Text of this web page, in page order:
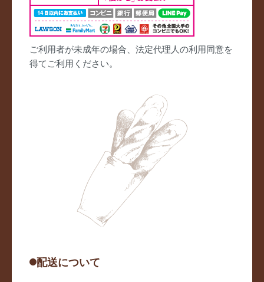
ご利用者が未成年の場合、法定代理人の利用同意を
得てご利用ください。
配送について